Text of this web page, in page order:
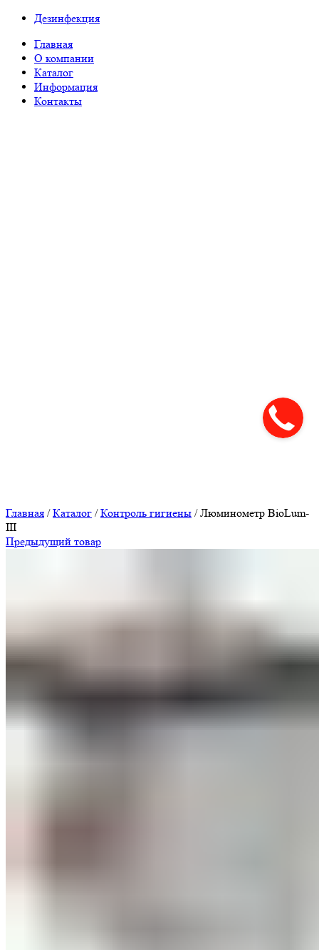
Дезинфекция
Главная
О компании
Каталог
Информация
Контакты
Главная /Каталог /Контроль гигиены /Люминометр BioLum-
III
Предыдущий товар